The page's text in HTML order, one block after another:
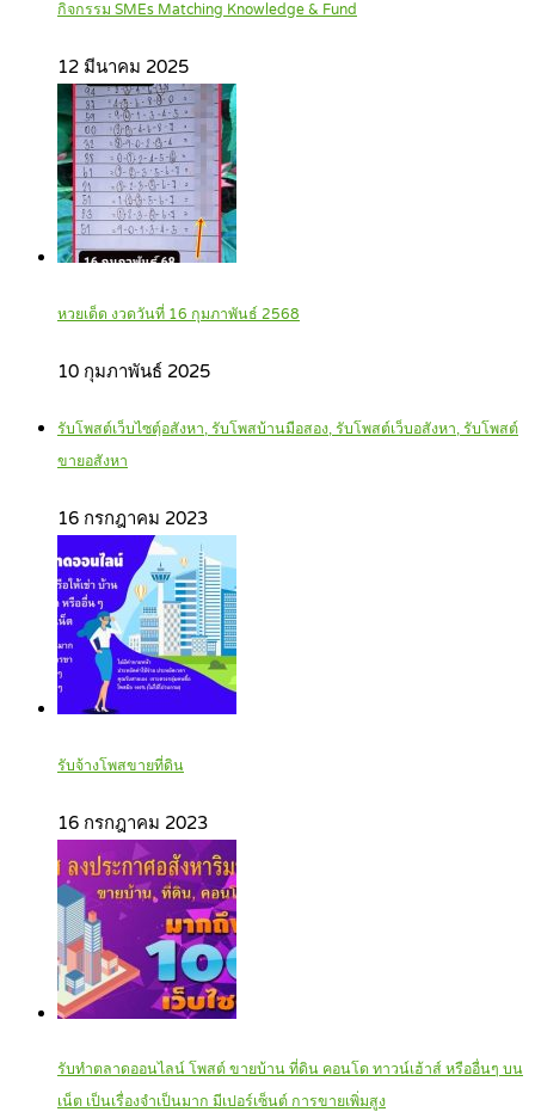
กิจกรรม SMEs Matching Knowledge & Fund
12 มีนาคม 2025
หวยเด็ด งวดวันที่ 16 กุมภาพันธ์ 2568
10 กุมภาพันธ์ 2025
รับโพสต์เว็บไซตฺ์อสังหา, รับโพสบ้านมือสอง, รับโพสต์เว็บอสังหา, รับโพสต์
ขายอสังหา
16 กรกฎาคม 2023
รับจ้างโพสขายที่ดิน
16 กรกฎาคม 2023
รับทำตลาดออนไลน์ โพสต์ ขายบ้าน ที่ดิน คอนโด ทาวน์เฮ้าส์ หรืออื่นๆ บน
เน็ต เป็นเรื่องจำเป็นมาก มีเปอร์เซ็นต์ การขายเพิ่มสูง